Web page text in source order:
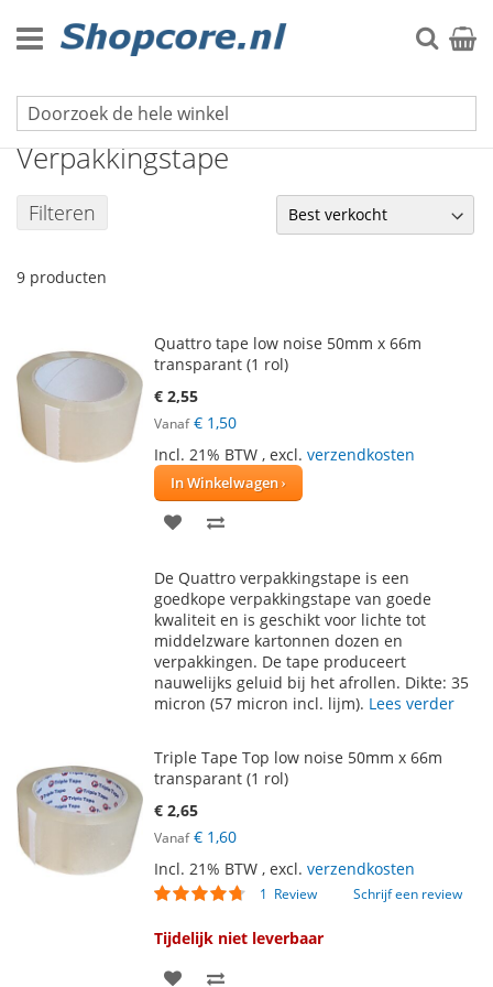
naar
de
Zoek
Tape & Plakband
Verpakkingstape
Filteren
9 producten
Quattro tape low noise 50mm x 66m
transparant (1 rol)
€ 2,55
Vanaf € 1,50
Incl. 21% BTW , excl. verzendkosten
In Winkelwagen
VOEG
AAN
VERLANGLIJST
TE
VERGELIJKEN
De Quattro verpakkingstape is een
goedkope verpakkingstape van goede
kwaliteit en is geschikt voor lichte tot
middelzware kartonnen dozen en
verpakkingen. De tape produceert
nauwelijks geluid bij het afrollen. Dikte: 35
micron (57 micron incl. lijm). Lees verder
Triple Tape Top low noise 50mm x 66m
transparant (1 rol)
€ 2,65
Vanaf € 1,60
Incl. 21% BTW , excl. verzendkosten
Waardering:
1 Review Schrijf een review
Tijdelijk niet leverbaar
VOEG